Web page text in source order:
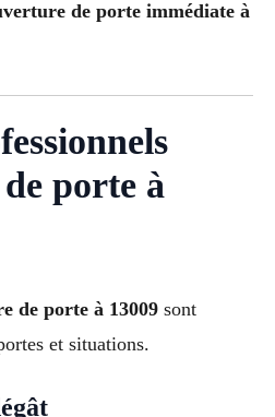
de porte immédiate à
porte à
de porte à 13009 sont
et situations.